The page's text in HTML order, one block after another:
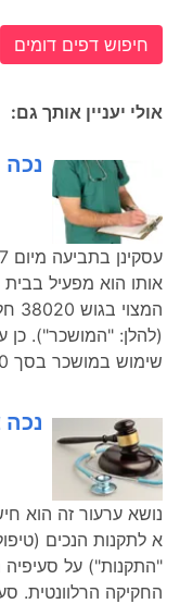
חיפוש דפים דומים
אולי יעניין אותך גם:
אותו הוא מפעיל
שימוש במושכר בסך 324,860 ש"ח בגין החזקתו
"התקנות") על